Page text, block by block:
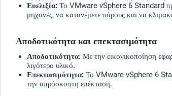
Ευελιξία: Το VMware vSphere 6 Standard
μηχανές, να κατανέμετε πόρους και να
Αποδοτικότητα και επεκτασιμότητα
Αποδοτικότητα: Με την εικονικοποίηση
λιγότερο υλικό.
Επεκτασιμότητα: Το VMware vSphere 6
την απρόσκοπτη επέκταση.